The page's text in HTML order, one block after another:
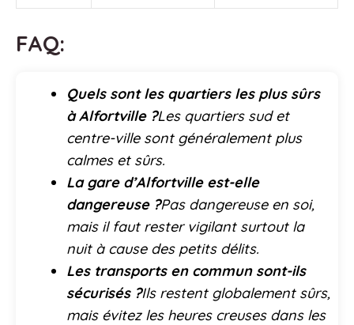
FAQ:
Quels sont les quartiers les plus sûrs
à Alfortville ?Les quartiers sud et
centre-ville sont généralement plus
calmes et sûrs.
La gare d’Alfortville est-elle
dangereuse ?Pas dangereuse en soi,
mais il faut rester vigilant surtout la
nuit à cause des petits délits.
Les transports en commun sont-ils
sécurisés ?Ils restent globalement sûrs,
mais évitez les heures creuses dans les